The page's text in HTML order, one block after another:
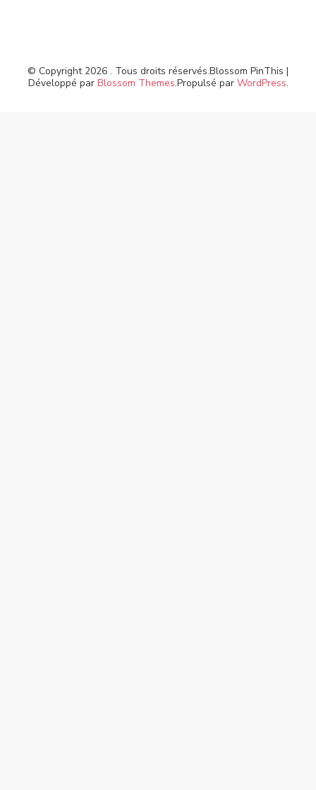
© Copyright 2026 . Tous droits réservés.Blossom PinThis |
Développé par Blossom Themes.Propulsé par WordPress.